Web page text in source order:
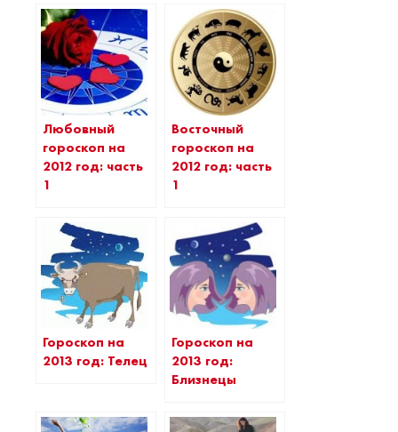
Любовный
гороскоп на
2012 год: часть
1
Восточный
гороскоп на
2012 год: часть
1
Гороскоп на
2013 год: Телец
Гороскоп на
2013 год:
Близнецы